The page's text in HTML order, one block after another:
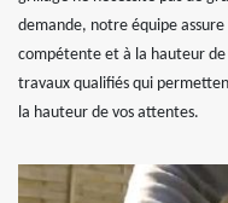
demande, notre équipe
compétente et à la hauteur
travaux qualifiés qui
la hauteur de vos attentes.